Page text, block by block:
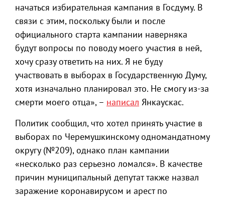
начаться избирательная кампания в Госдуму. В
связи с этим, поскольку были и после
официального старта кампании наверняка
будут вопросы по поводу моего участия в ней,
хочу сразу ответить на них. Я не буду
участвовать в выборах в Государственную Думу,
хотя изначально планировал это. Не смогу из-за
смерти моего отца», – написал Янкаускас.
Политик сообщил, что хотел принять участие в
выборах по Черемушкинскому одномандатному
округу (№209), однако план кампании
«несколько раз серьезно ломался». В качестве
причин муниципальный депутат также назвал
заражение коронавирусом и арест по